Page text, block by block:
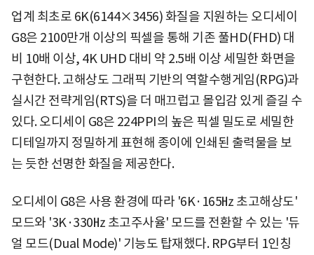
업계 최초로 6K(6144×3456) 화질을 지원하는 오디세이
G8은 2100만개 이상의 픽셀을 통해 기존 풀HD(FHD) 대
비 10배 이상, 4K UHD 대비 약 2.5배 이상 세밀한 화면을
구현한다. 고해상도 그래픽 기반의 역할수행게임(RPG)과
실시간 전략게임(RTS)을 더 매끄럽고 몰입감 있게 즐길 수
있다. 오디세이 G8은 224PPI의 높은 픽셀 밀도로 세밀한
디테일까지 정밀하게 표현해 종이에 인쇄된 출력물을 보
는 듯한 선명한 화질을 제공한다.
오디세이 G8은 사용 환경에 따라 '6K·165㎐ 초고해상도'
모드와 '3K·330㎐ 초고주사율' 모드를 전환할 수 있는 '듀
얼 모드(Dual Mode)' 기능도 탑재했다. RPG부터 1인칭